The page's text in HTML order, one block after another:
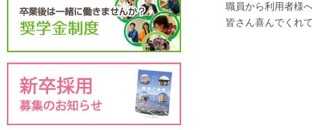
職員から利用者様
皆さん喜んでくれ